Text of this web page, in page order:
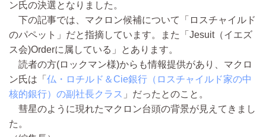
ン氏の決選となりました。
下の記事では、マクロン候補について「ロスチャイルド
のパペット」だと指摘しています。また「Jesuit（イエズ
ス会)Orderに属している」とあります。
読者の方(ロックマン様)からも情報提供があり、マクロ
ン氏は「 仏・ロチルド＆Cie銀行（ロスチャイルド家の中
核的銀行）の副社長クラス 」だったとのこと。
彗星のように現れたマクロン台頭の背景が見えてきまし
た。